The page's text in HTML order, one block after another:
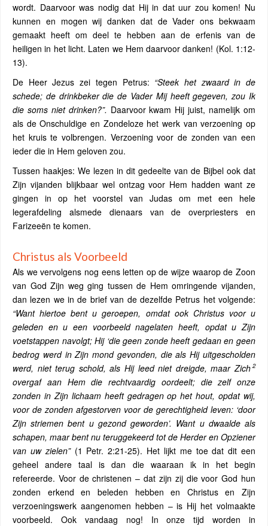
wordt. Daarvoor was nodig dat Hij in dat uur zou komen! Nu
kunnen en mogen wij danken dat de Vader ons bekwaam
gemaakt heeft om deel te hebben aan de erfenis van de
heiligen in het licht. Laten we Hem daarvoor danken! (Kol. 1:12-
13).
De Heer Jezus zei tegen Petrus: “Steek het zwaard in de
schede; de drinkbeker die de Vader Mij heeft gegeven, zou Ik
die soms niet drinken?”. Daarvoor kwam Hij juist, namelijk om
als de Onschuldige en Zondeloze het werk van verzoening op
het kruis te volbrengen. Verzoening voor de zonden van een
ieder die in Hem geloven zou.
Tussen haakjes: We lezen in dit gedeelte van de Bijbel ook dat
Zijn vijanden blijkbaar wel ontzag voor Hem hadden want ze
gingen in op het voorstel van Judas om met een hele
legerafdeling alsmede dienaars van de overpriesters en
Farizeeën te komen.
Christus als Voorbeeld
Als we vervolgens nog eens letten op de wijze waarop de Zoon
van God Zijn weg ging tussen de Hem omringende vijanden,
dan lezen we in de brief van de dezelfde Petrus het volgende:
“Want hiertoe bent u geroepen, omdat ook Christus voor u
geleden en u een voorbeeld nagelaten heeft, opdat u Zijn
voetstappen navolgt; Hij ‘die geen zonde heeft gedaan en geen
bedrog werd in Zijn mond gevonden, die als Hij uitgescholden
werd, niet terug schold, als Hij leed niet dreigde, maar Zich 2
overgaf aan Hem die rechtvaardig oordeelt; die zelf onze
zonden in Zijn lichaam heeft gedragen op het hout, opdat wij,
voor de zonden afgestorven voor de gerechtigheid leven: ‘door
Zijn striemen bent u gezond geworden’. Want u dwaalde als
schapen, maar bent nu teruggekeerd tot de Herder en Opziener
van uw zielen”(1 Petr. 2:21-25). Het lijkt me toe dat dit een
geheel andere taal is dan die waaraan ik in het begin
refereerde. Voor de christenen – dat zijn zij die voor God hun
zonden erkend en beleden hebben en Christus en Zijn
verzoeningswerk aangenomen hebben – is Hij het volmaakte
voorbeeld. Ook vandaag nog! In onze tijd worden in